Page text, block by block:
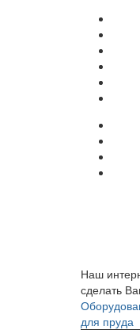
Наш
сделать
для пруда